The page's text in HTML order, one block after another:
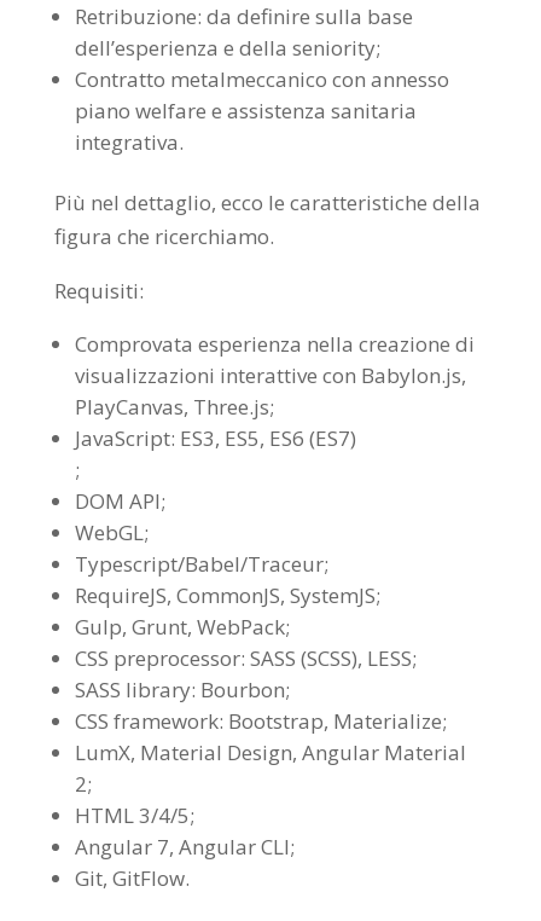
Retribuzione: da definire sulla base
dell’esperienza e della seniority;
Contratto metalmeccanico con annesso
piano welfare e assistenza sanitaria
integrativa.
Più nel dettaglio, ecco le caratteristiche della
figura che ricerchiamo.
Requisiti:
Comprovata esperienza nella creazione di
visualizzazioni interattive con Babylon.js,
PlayCanvas, Three.js;
JavaScript: ES3, ES5, ES6 (ES7)
;
DOM API;
WebGL;
Typescript/Babel/Traceur;
RequireJS, CommonJS, SystemJS;
Gulp, Grunt, WebPack;
CSS preprocessor: SASS (SCSS), LESS;
SASS library: Bourbon;
CSS framework: Bootstrap, Materialize;
LumX, Material Design, Angular Material
2;
HTML 3/4/5;
Angular 7, Angular CLI;
Git, GitFlow.